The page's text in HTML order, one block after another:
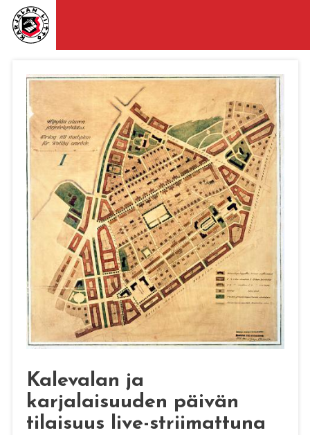
Kalevalan ja
karjalaisuuden päivän
tilaisuus live-striimattuna